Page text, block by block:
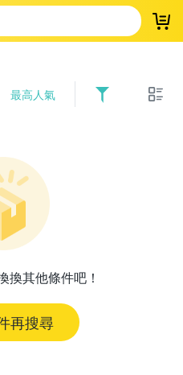
登
最高人氣
換其他條件吧！
再搜尋